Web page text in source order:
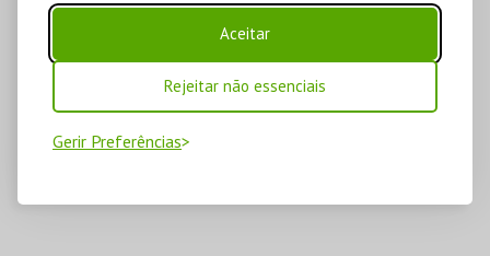
Aceitar
Rejeitar não essenciais
Gerir Preferências